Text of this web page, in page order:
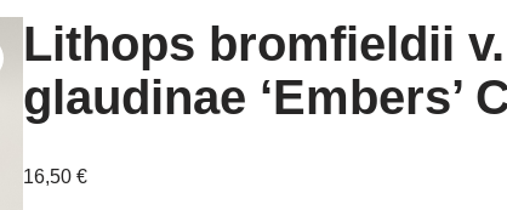
Lithops bromfieldii v.
glaudinae ‘Embers’
16,50 €